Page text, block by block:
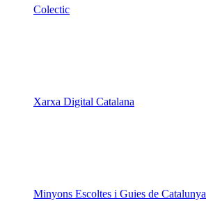
Colectic
Xarxa Digital Catalana
Minyons Escoltes i Guies de Catalunya